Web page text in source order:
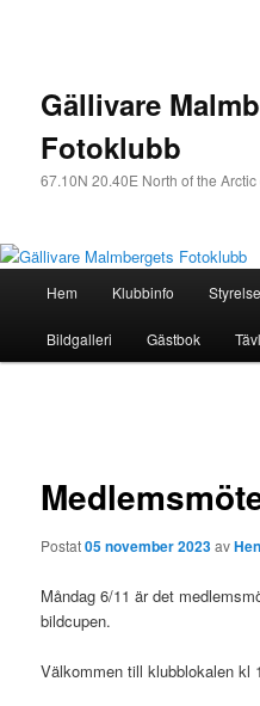
Gällivare
Fotoklubb
67.10N 20.40E North of the Arctic
Hoppa
till
Hem Klubbinfo
Bildgalleri Gästbok
Postat05 november 2023av
Måndag 6/11 är det
bildcupen.
Välkommen till klubblokalen kl